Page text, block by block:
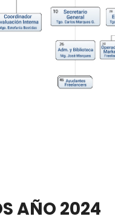
AÑO 2024